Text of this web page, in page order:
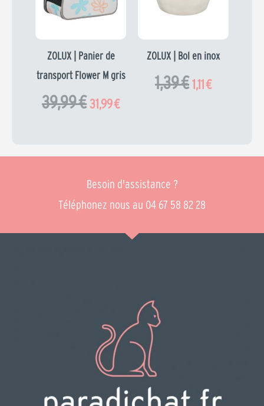
ZOLUX | Panier de
transport Flower M gris
39,99€
était :
31,99€
ZOLUX | Bol en inox
1,39€
était :
1,11 €
Besoin d'assistance ?
Téléphonez nous au 04 67 58 82 28